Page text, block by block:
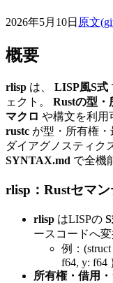
2026年5月10日 原文(
概要
rlisp は、 LISP風S式
ェクト。 Rustの型・
マクロ や構文を利用
rustc が型・所有権・
ダイアグノスティク
SYNTAX.md で全機
rlisp：Rustセマ
rlisp はLISPの
ースコードへ
例：
f64, y: f64
所有権・借用